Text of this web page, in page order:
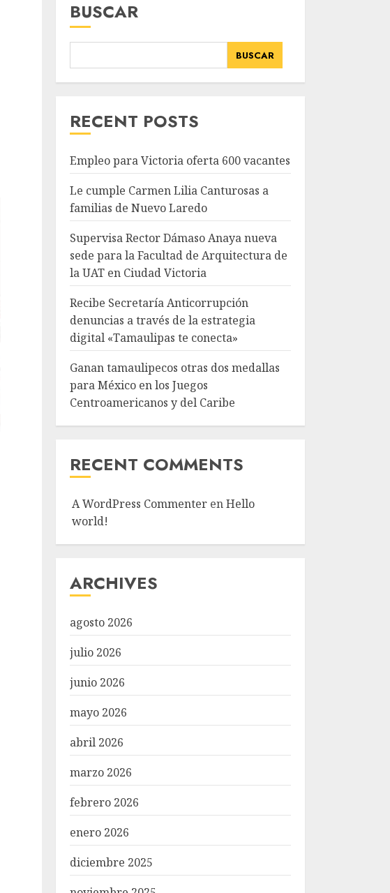
BUSCAR
BUSCAR
RECENT POSTS
Empleo para Victoria oferta 600 vacantes
Le cumple Carmen Lilia Canturosas a
familias de Nuevo Laredo
Supervisa Rector Dámaso Anaya nueva
sede para la Facultad de Arquitectura de
la UAT en Ciudad Victoria
Recibe Secretaría Anticorrupción
denuncias a través de la estrategia
digital «Tamaulipas te conecta»
Ganan tamaulipecos otras dos medallas
para México en los Juegos
Centroamericanos y del Caribe
RECENT COMMENTS
A WordPress Commenter enHello
world!
ARCHIVES
agosto 2026
julio 2026
junio 2026
mayo 2026
abril 2026
marzo 2026
febrero 2026
enero 2026
diciembre 2025